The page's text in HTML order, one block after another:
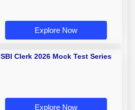
Explore Now
SBI Clerk 2026 Mock Test Series
Explore Now